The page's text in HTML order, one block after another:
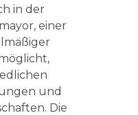
in der
einer
und
Die